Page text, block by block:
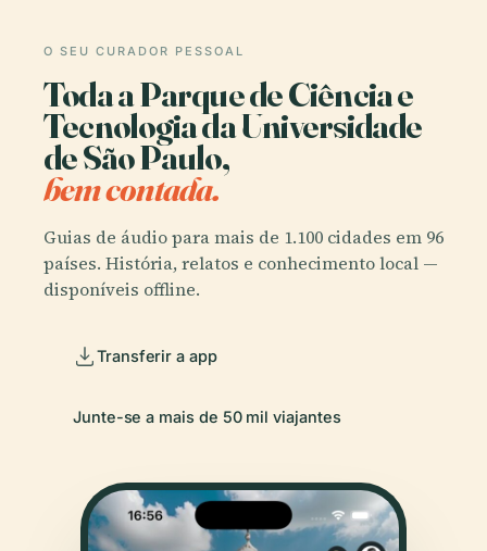
O SEU CURADOR PESSOAL
Toda a Parque de Ciência e
Tecnologia da Universidade
de São Paulo,
bem contada.
Guias de áudio para mais de 1.100 cidades em 96
países. História, relatos e conhecimento local —
disponíveis offline.
Transferir a app
Junte-se a mais de 50 mil viajantes